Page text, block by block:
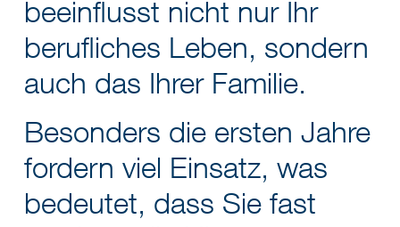
beeinflusst nicht nur Ihr
berufliches Leben, sondern
auch das Ihrer Familie.
Besonders die ersten Jahre
fordern viel Einsatz, was
bedeutet, dass Sie fast